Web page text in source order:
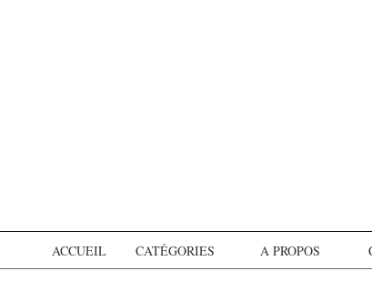
ACCUEIL CATÉGORIES A PROPOS